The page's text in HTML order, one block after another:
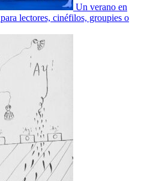
Un verano en
lectores, cinéfilos, groupies o